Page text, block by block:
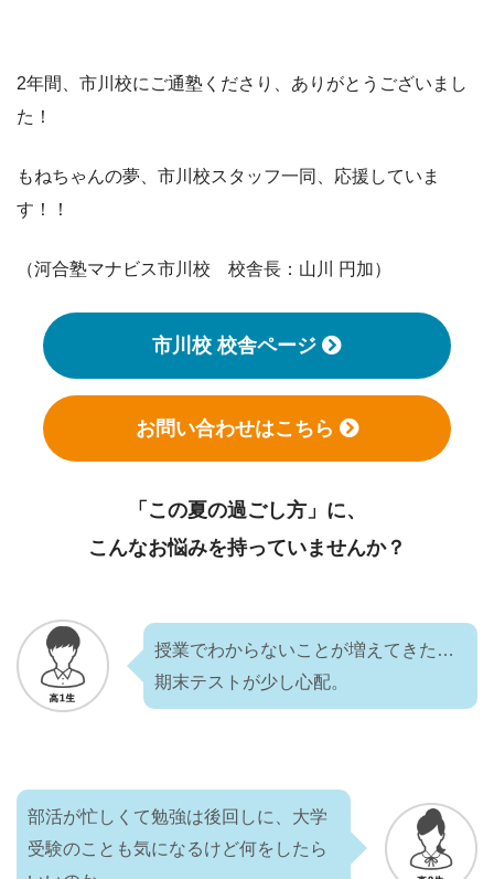
2年間、市川校にご通塾くださり、ありがとうございまし
た！
もねちゃんの夢、市川校スタッフ一同、応援していま
す！！
（河合塾マナビス市川校 校舎長：山川 円加）
市川校 校舎ページ
お問い合わせはこちら
「この夏の過ごし方」に、
こんなお悩みを持っていませんか？
授業でわからないことが増えてきた…
期末テストが少し心配。
部活が忙しくて勉強は後回しに、大学
受験のことも気になるけど何をしたら